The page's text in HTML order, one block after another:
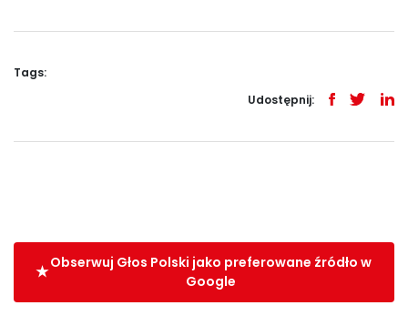
Tags:
Udostępnij:
Obserwuj Głos Polski jako preferowane źródło w
Google